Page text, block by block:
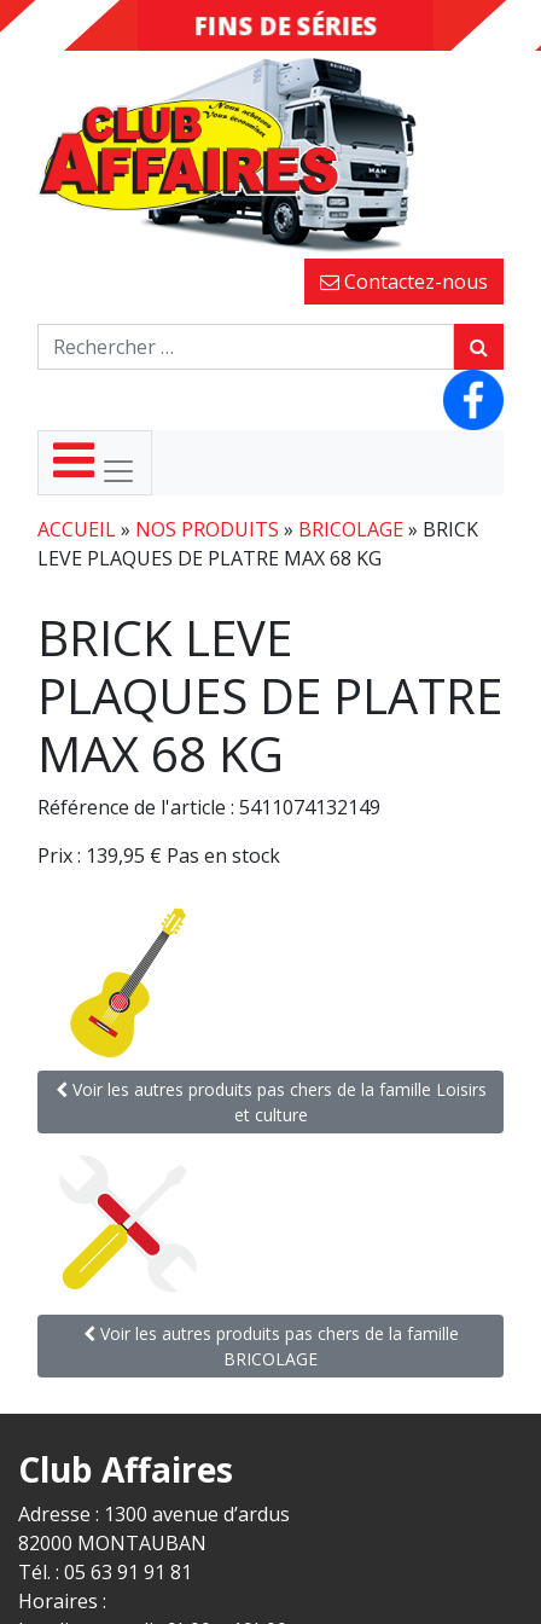
DESTOCKAGE
FINS DE SÉRIES
Contactez-nous
ACCUEIL» NOS PRODUITS » BRICOLAGE» BRICK
LEVE PLAQUES DE PLATRE MAX 68 KG
BRICK LEVE
PLAQUES DE PLATRE
MAX 68 KG
Référence de l'article : 5411074132149
Prix : 139,95 € Pas en stock
Voir les autres produits pas chers de la famille Loisirs
et culture
Voir les autres produits pas chers de la famille
BRICOLAGE
Club Affaires
Adresse : 1300 avenue d’ardus
82000 MONTAUBAN
Tél. : 05 63 91 91 81
Horaires :